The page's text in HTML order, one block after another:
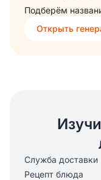
Подберём
Открыть
Служба доставки
Рецепт блюда